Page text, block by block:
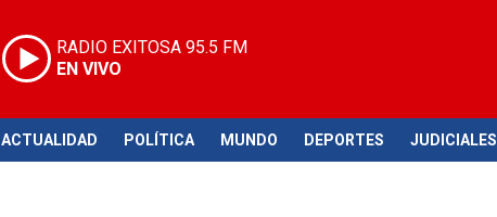
RADIO EXITOSA 95.5 FM
EN VIVO
ACTUALIDAD POLÍTICA MUNDO DEPORTES JUDICIALES